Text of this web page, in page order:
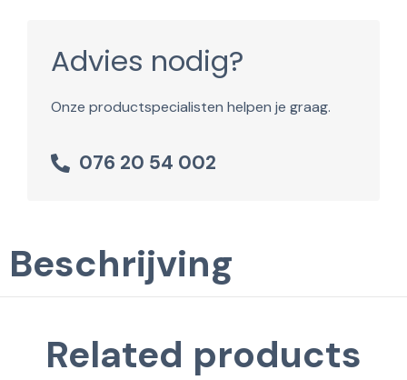
Advies nodig?
Onze productspecialisten helpen je graag.
076 20 54 002
Beschrijving
Related products